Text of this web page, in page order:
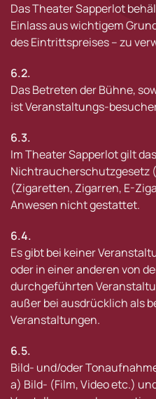
Das Theater Sapperlot
Einlass aus wichtigem
des Eintrittspreises – zu
6.2.
Das Betreten der Bühne,
ist Veranstaltungs-
6.3.
Im Theater Sapperlot gilt
Nichtraucherschutzgesetz
(Zigaretten, Zigarren, E-
Anwesen nicht gestattet.
6.4.
Es gibt bei keiner
oder in einer anderen von
durchgeführten
außer bei ausdrücklich als
Veranstaltungen.
6.5.
Bild- und/oder
a) Bild- (Film, Video etc.)